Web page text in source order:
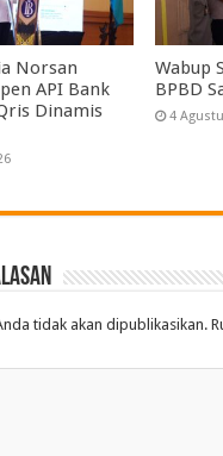
Norsan
API Bank
Dinamis
Wabup
BPBD
4
tidak akan dipublikasikan.